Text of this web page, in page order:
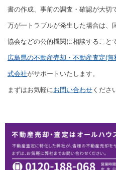
書の作成、事前の調査・確認が大切
万が一トラブルが発生した場合は、
協会などの公的機関に相談すること
広島県の不動産売却・不動産査定(
式会社がサポートいたします。
まずはお気軽に お問い合わせ くださ